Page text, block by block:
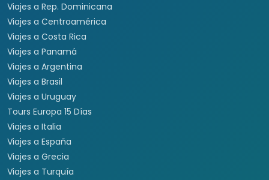
Viajes a Rep. Dominicana
Viajes a Centroamérica
Viajes a Costa Rica
Viajes a Panamá
Viajes a Argentina
Viajes a Brasil
Viajes a Uruguay
Tours Europa 15 Días
Viajes a Italia
Viajes a España
Viajes a Grecia
Viajes a Turquía